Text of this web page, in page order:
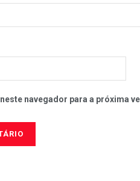
navegador para a próxima